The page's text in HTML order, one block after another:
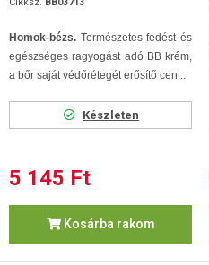
Homok-bézs. Természetes fedést és
egészséges ragyogást adó BB krém,
a bőr saját védőrétegét erősítő cen...
Készleten
5 145 Ft
Kosárba rakom